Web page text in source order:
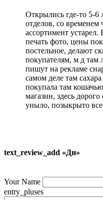
Открылись где-то 5-6
отделов, со временем
ассортимент устарел.
печать фото, цены
постельное, делают
покупателям, м д там
пишут на рекламе
самом деле там
покупала там
магазин, здесь
уныло, позыкрыто все
text_review_add «Ди»
Your Name
entry_pluses